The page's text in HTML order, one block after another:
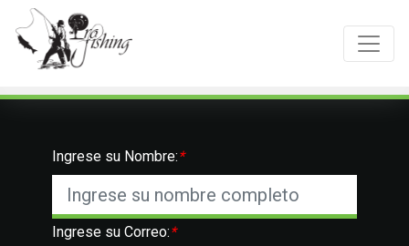
Ingrese su Nombre:*
Ingrese su Correo:*